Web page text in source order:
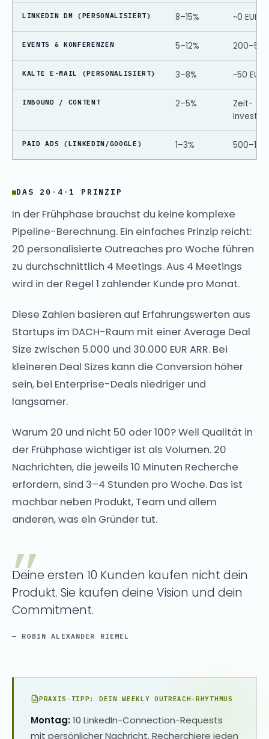
LINKEDIN DM (PERSONALISIERT) 8–15% ~0 EUR
EVENTS & KONFERENZEN 5–12% 200–500
KALTE E-MAIL (PERSONALISIERT) 3–8% ~50 EUR
INBOUND / CONTENT 2–5%
Zeit-
PAID ADS (LINKEDIN/GOOGLE) 1–3%
DAS 20-4-1 PRINZIP
In der Frühphase brauchst du keine komplexe
Pipeline-Berechnung. Ein einfaches Prinzip reicht:
20 personalisierte Outreaches pro Woche führen
zu durchschnittlich 4 Meetings. Aus 4 Meetings
wird in der Regel 1 zahlender Kunde pro Monat.
Diese Zahlen basieren auf Erfahrungswerten aus
Startups im DACH-Raum mit einer Average Deal
Size zwischen 5.000 und 30.000 EUR ARR. Bei
kleineren Deal Sizes kann die Conversion höher
sein, bei Enterprise-Deals niedriger und
langsamer.
Warum 20 und nicht 50 oder 100? Weil Qualität in
der Frühphase wichtiger ist als Volumen. 20
Nachrichten, die jeweils 10 Minuten Recherche
erfordern, sind 3–4 Stunden pro Woche. Das ist
machbar neben Produkt, Team und allem
anderen, was ein Gründer tut.
Deine ersten 10 Kunden kaufen nicht dein
Produkt. Sie kaufen deine Vision und dein
Commitment.
— ROBIN ALEXANDER RIEMEL
PRAXIS-TIPP: DEIN WEEKLY OUTREACH-RHYTHMUS
Montag:10 LinkedIn-Connection-Requests
mit persönlicher Nachricht. Recherchiere jeden